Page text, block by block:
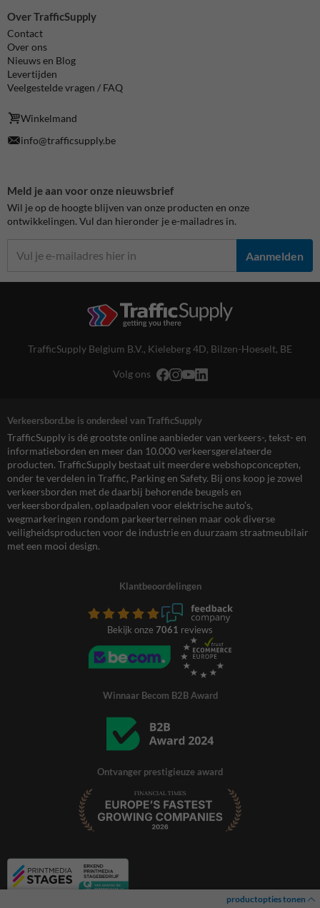
productopties tonen
Over TrafficSupply
Contact
Over ons
Nieuws en Blog
Levertijden
Veelgestelde vragen / FAQ
Winkelmand
info@trafficsupply.be
Meld je aan voor onze nieuwsbrief
Wil je op de hoogte blijven van onze producten en onze
ontwikkelingen. Vul dan hieronder je e-mailadres in.
Aanmelden
TrafficSupply Belgium B.V., Kieleberg 4D, Bilzen-Hoeselt, BE
Volg ons
Verkeersbord.be is onderdeel van TrafficSupply
TrafficSupply is dé grootste online aanbieder van verkeers-, tekst- en
informatieborden en meer dan 10.000 verkeersgerelateerde
producten. TrafficSupply bestaat uit meerdere webshopconcepten,
onder te verdelen in Traffic, Parking en Safety. Bij ons koop je zowel
verkeersborden met de daarbij behorende beugels en
verkeersbordpalen, oplaadpalen voor elektrische auto’s,
wegmarkeringen rondom parkeerterreinen maar ook diverse
veiligheidsproducten voor de industrie en duurzaam straatmeubilair
met een mooi design.
Klantbeoordelingen
Bekijk onze 7061 reviews
Winnaar Becom B2B Award
Ontvanger prestigieuze award